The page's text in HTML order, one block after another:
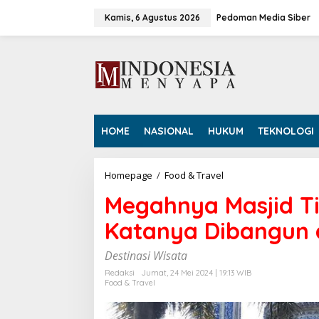
Kamis, 6 Agustus 2026 Pedoman Media Siber
HOME NASIONAL HUKUM TEKNOLOGI
Homepage / Food & Travel
g
a
h
n
M
s
j
Megahnya Masjid
Katanya Dibangun
Destinasi Wisata
Redaksi
Jumat, 24 Mei 2024 | 19:13 WIB
Food & Travel